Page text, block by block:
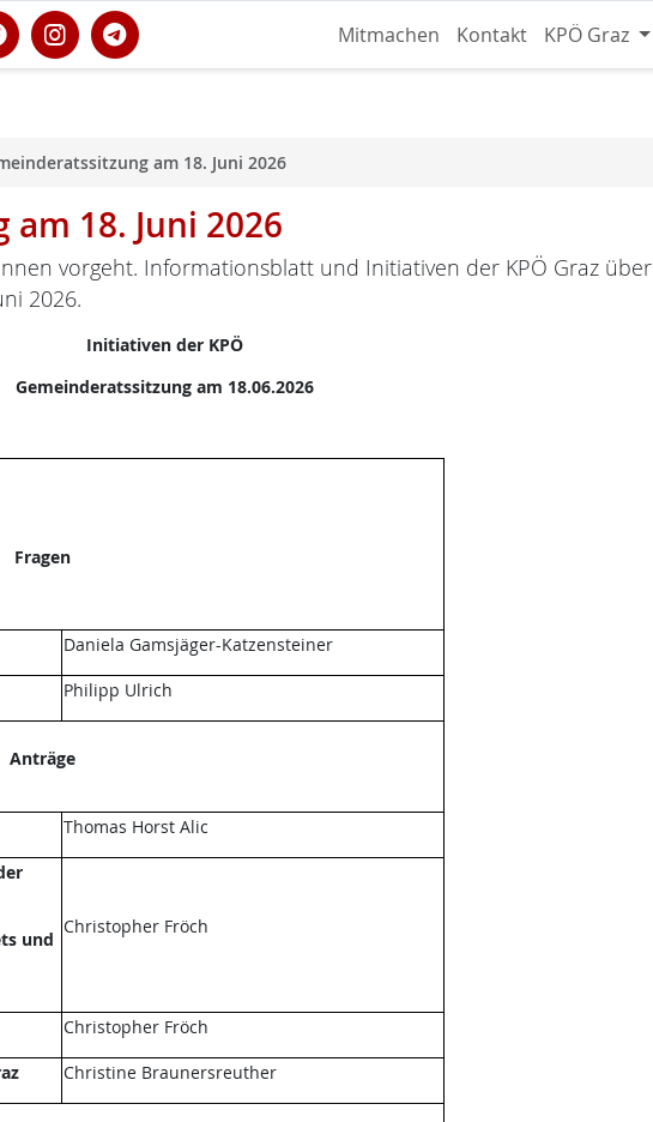
Mitmachen Kontakt KPÖ Graz
am 18. Juni 2026
18. Juni 2026
vorgeht. Informationsblatt und Initiativen der KPÖ Graz über
2026.
Initiativen der KPÖ
Gemeinderatssitzung am 18.06.2026
Fragen
Daniela Gamsjäger-Katzensteiner
Philipp Ulrich
Anträge
Thomas Horst Alic
und
Christopher Fröch
Christopher Fröch
Christine Braunersreuther